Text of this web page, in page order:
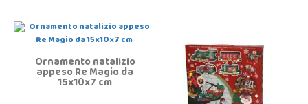
Ornamento natalizio
appeso Re Magio da
15x10x7 cm